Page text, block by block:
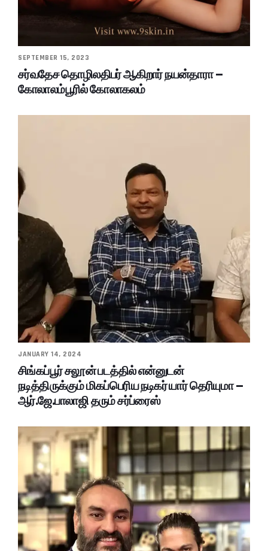
SEPTEMBER 15, 2023
சர்வதேச தொழிலதிபர் ஆகிறார் நயன்தாரா –
கோலாலம்பூரில் கோலாகலம்
JANUARY 14, 2024
சிங்கப்பூர் சலூன் படத்தில் என்னுடன்
நடித்திருக்கும் மிகப்பெரிய நடிகர் யார் தெரியுமா –
ஆர்.ஜே.பாலாஜி தரும் சர்ப்ரைஸ்